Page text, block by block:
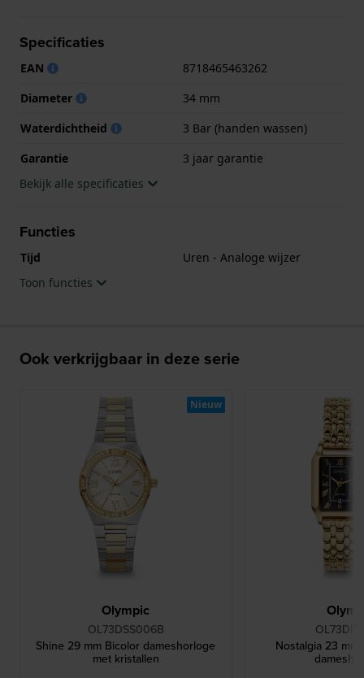
geleverd met 3 jaar garantie.
Specificaties
EAN
8718465463262
Diameter
34 mm
Waterdichtheid
3 Bar (handen wassen)
Garantie
3 jaar garantie
Bekijk alle specificaties
Functies
Tijd
Uren - Analoge wijzer
Toon functies
Ook verkrijgbaar in deze serie
Olympic
OL73DSS006B
Shine 29 mm Bicolor dameshorloge
met kristallen
Nieuw
Nostalgia 23